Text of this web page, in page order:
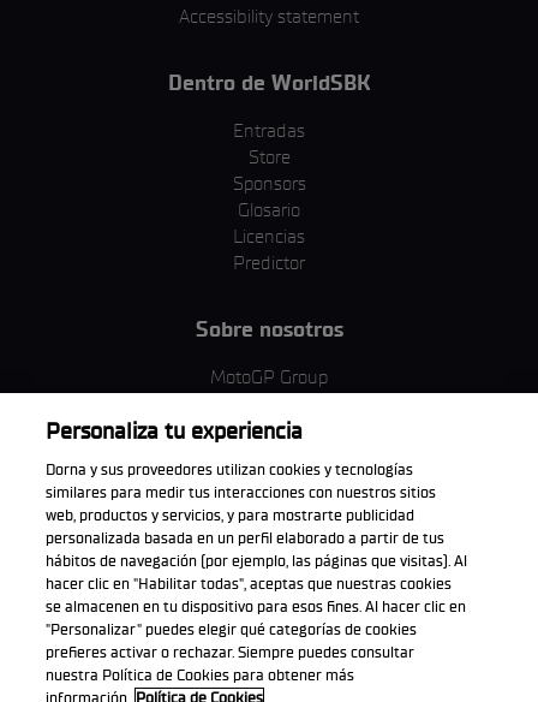
Accessibility statement
Dentro de WorldSBK
Entradas
Store
Sponsors
Glosario
Licencias
Predictor
Sobre nosotros
MotoGP Group
Términos y condiciones
Política de privacidad
Política de compra
Descarga la aplicación oficial
Personaliza tu experiencia
Dorna y sus proveedores utilizan cookies y tecnologías
similares para medir tus interacciones con nuestros sitios
web, productos y servicios, y para mostrarte publicidad
personalizada basada en un perfil elaborado a partir de tus
hábitos de navegación (por ejemplo, las páginas que visitas). Al
hacer clic en "Habilitar todas", aceptas que nuestras cookies
se almacenen en tu dispositivo para esos fines. Al hacer clic en
"Personalizar" puedes elegir qué categorías de cookies
prefieres activar o rechazar. Siempre puedes consultar
nuestra Política de Cookies para obtener más
información. Política de Cookies